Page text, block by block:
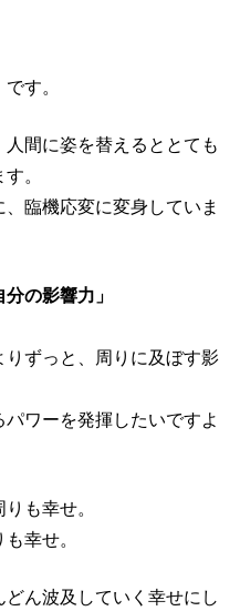
す。
間に姿を替えるととても
。
臨機応変に変身していま
分の影響力」
ずっと、周りに及ぼす影
ワーを発揮したいですよ
も幸せ。
幸せ。
ん波及していく幸せにし